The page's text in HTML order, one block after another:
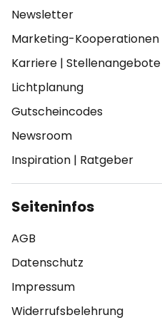
Newsletter
Marketing-Kooperationen
Karriere | Stellenangebote
Lichtplanung
Gutscheincodes
Newsroom
Inspiration | Ratgeber
Seiteninfos
AGB
Datenschutz
Impressum
Widerrufsbelehrung